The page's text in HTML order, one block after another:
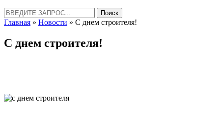
Найти:
Главная » Новости » C днем строителя!
C днем строителя!